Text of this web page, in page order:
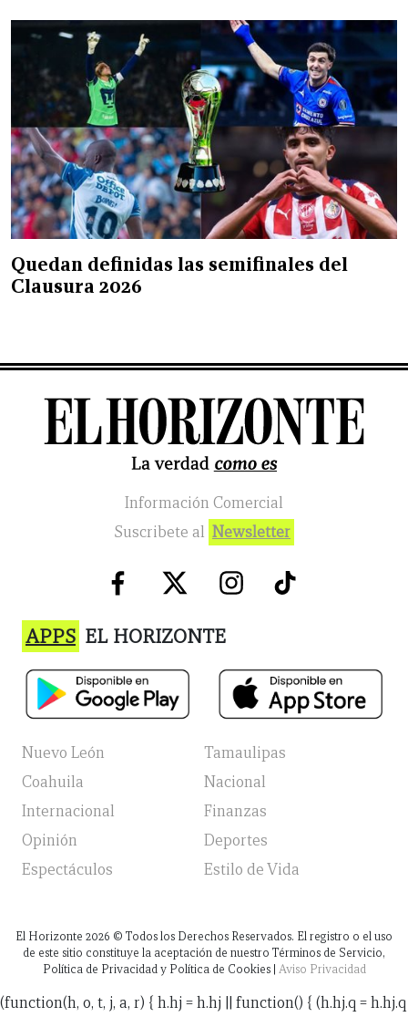
Quedan definidas las semifinales del
Clausura 2026
Información Comercial
Suscribete al Newsletter
APPS EL HORIZONTE
Nuevo León
Tamaulipas
Coahuila
Nacional
Internacional
Finanzas
Opinión
Deportes
Espectáculos
Estilo de Vida
El Horizonte 2026 © Todos los Derechos Reservados. El registro o el uso
de este sitio constituye la aceptación de nuestro Términos de Servicio,
Política de Privacidad y Política de Cookies | Aviso Privacidad
(function(h, o, t, j, a, r) { h.hj = h.hj || function() { (h.hj.q = h.hj.q